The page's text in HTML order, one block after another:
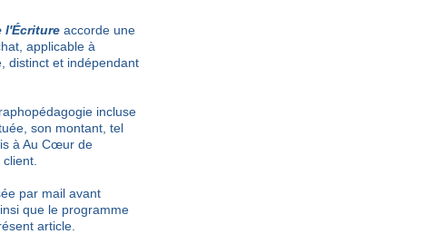
l'Écriture accorde une
applicable à
distinct et indépendant
incluse
son montant, tel
à Au Cœur de
par mail avant
que le programme
article.